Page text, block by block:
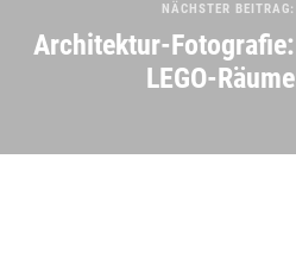
NÄCHSTER BEITRAG:
Architektur-Fotografie:
LEGO-Räume